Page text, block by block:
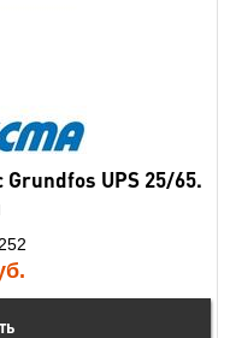
Grundfos UPS 25/65.